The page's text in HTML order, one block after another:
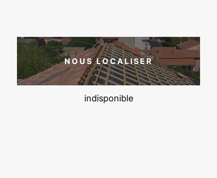
NOUS LOCALISER
indisponible